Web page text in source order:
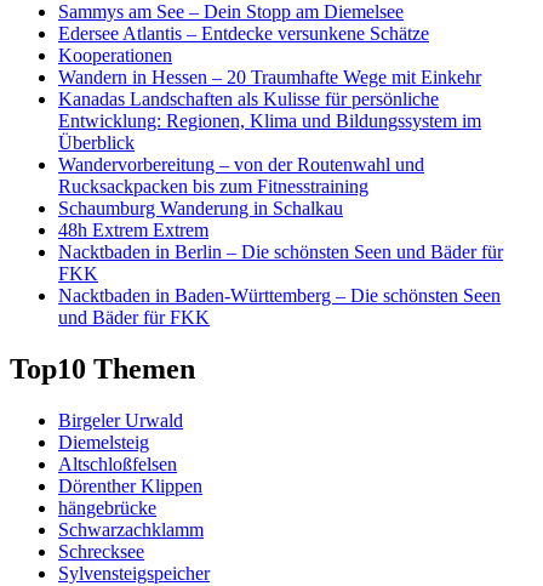
Sammys am See – Dein Stopp am Diemelsee
Edersee Atlantis – Entdecke versunkene Schätze
Kooperationen
Wandern in Hessen – 20 Traumhafte Wege mit Einkehr
Kanadas Landschaften als Kulisse für persönliche
Entwicklung: Regionen, Klima und Bildungssystem im
Überblick
Wandervorbereitung – von der Routenwahl und
Rucksackpacken bis zum Fitnesstraining
Schaumburg Wanderung in Schalkau
48h Extrem Extrem
Nacktbaden in Berlin – Die schönsten Seen und Bäder für
FKK
Nacktbaden in Baden-Württemberg – Die schönsten Seen
und Bäder für FKK
Top10 Themen
Birgeler Urwald
Diemelsteig
Altschloßfelsen
Dörenther Klippen
hängebrücke
Schwarzachklamm
Schrecksee
Sylvensteigspeicher